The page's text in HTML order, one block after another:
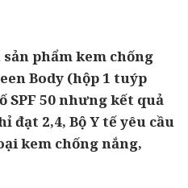
phẩm kem chống
Body (hộp 1 tuýp
SPF 50 nhưng kết quả
đạt 2,4, Bộ Y tế yêu cầu
kem chống nắng,